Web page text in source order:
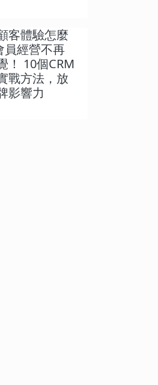
客體驗怎麼
員經營不再
！ 10個CRM
戰方法，放
影響力